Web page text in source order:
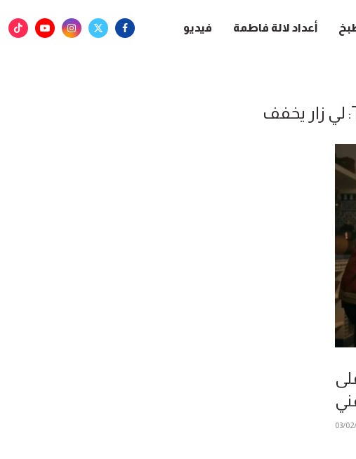
أعداد لالة فاطمة فيديو
لي زار يخفف
03/